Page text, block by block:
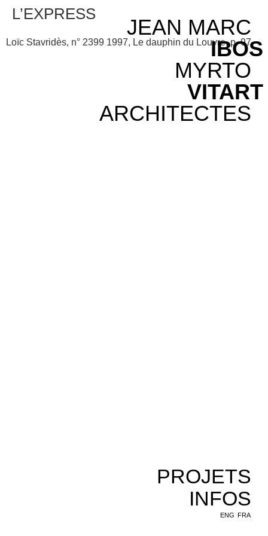
JEAN MARC
IBOS
MYRTO
VITART
ARCHITECTES
PROJETS
INFOS
ENG FRA
L’EXPRESS
Loïc Stavridès, n° 2399 1997, Le dauphin du Louvre, p. 97